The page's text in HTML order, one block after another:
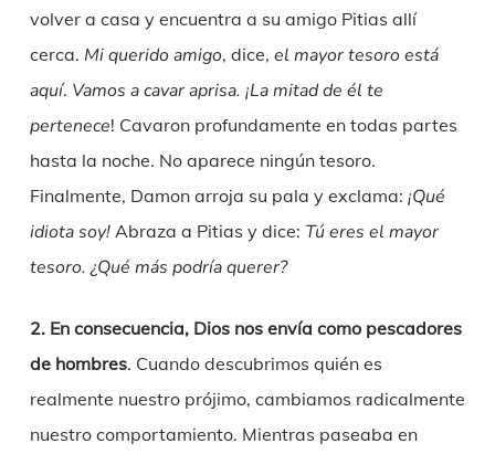
volver a casa y encuentra a su amigo Pitias allí
cerca. Mi querido amigo, dice, el mayor tesoro está
aquí. Vamos a cavar aprisa. ¡La mitad de él te
pertenece! Cavaron profundamente en todas partes
hasta la noche. No aparece ningún tesoro.
Finalmente, Damon arroja su pala y exclama: ¡Qué
idiota soy!Abraza a Pitias y dice: Tú eres el mayor
tesoro. ¿Qué más podría querer?
2. En consecuencia, Dios nos envía como pescadores
de hombres. Cuando descubrimos quién es
realmente nuestro prójimo, cambiamos radicalmente
nuestro comportamiento. Mientras paseaba en